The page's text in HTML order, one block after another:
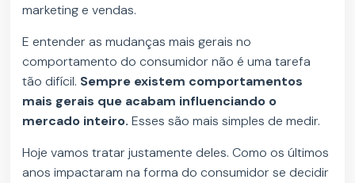
marketing e vendas.
E entender as mudanças mais gerais no
comportamento do consumidor não é uma tarefa
tão difícil. Sempre existem comportamentos
mais gerais que acabam influenciando o
mercado inteiro. Esses são mais simples de medir.
Hoje vamos tratar justamente deles. Como os últimos
anos impactaram na forma do consumidor se decidir